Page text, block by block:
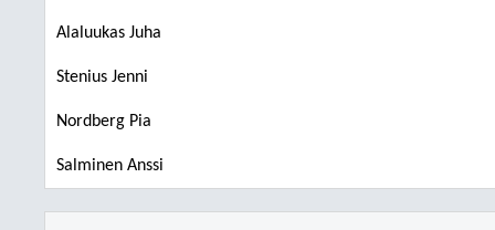
Alaluukas Juha
Stenius Jenni
Nordberg Pia
Salminen Anssi